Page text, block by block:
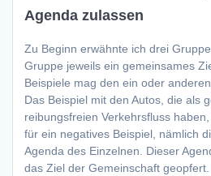
Agenda zulassen
Zu Beginn erwähnte ich drei
Gruppe jeweils ein gemeinsames
Beispiele mag den ein oder
Das Beispiel mit den Autos, die als
reibungsfreien Verkehrsfluss
für ein negatives Beispiel, nämlich
Agenda des Einzelnen. Dieser
das Ziel der Gemeinschaft